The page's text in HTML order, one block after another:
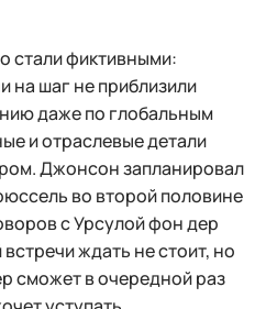
стали фиктивными:
на шаг не приблизили
даже по глобальным
и отраслевые детали
Джонсон запланировал
во второй половине
с Урсулой фон дер
ждать не стоит, но
сможет в очередной раз